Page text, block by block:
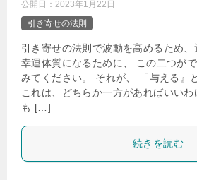
公開日： 2023年1月22日
引き寄せの法則
引き寄せの法則で波動を高めるため、
幸運体質になるために、 この二つが
みてください。 それが、 「与える』
これは、どちらか一方があればいいわ
も […]
続きを読む